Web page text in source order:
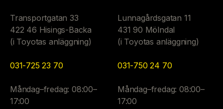
Transportgatan 33
422 46 Hisings-Backa
(i Toyotas anläggning)
031-725 23 70
Måndag–fredag: 08:00–
17:00
Lunnagårdsgatan 11
431 90 Mölndal
(i Toyotas anläggning)
031-750 24 70
Måndag–fredag: 08:00–
17:00